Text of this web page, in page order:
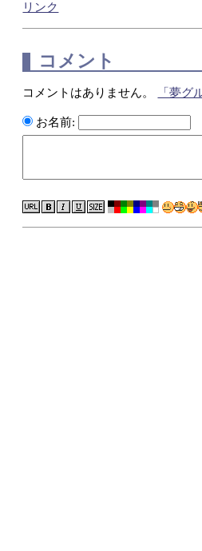
リンク
コメント
コメントはありません。 「夢グ
お名前: